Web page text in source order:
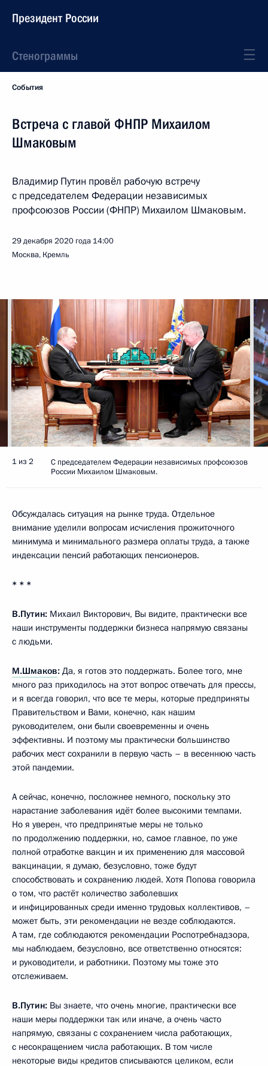
Президент России
Стенограммы
События
Встреча с главой ФНПР Михаилом
Шмаковым
Владимир Путин провёл рабочую встречу
с председателем Федерации независимых
профсоюзов России (ФНПР) Михаилом Шмаковым.
29 декабря 2020 года 14:00
Москва, Кремль
1 из 2
С председателем Федерации независимых профсоюзов
России Михаилом Шмаковым.
Обсуждалась ситуация на рынке труда. Отдельное
внимание уделили вопросам исчисления прожиточного
минимума и минимального размера оплаты труда, а также
индексации пенсий работающих пенсионеров.
* * *
В.Путин: Михаил Викторович, Вы видите, практически все
наши инструменты поддержки бизнеса напрямую связаны
с людьми.
М.Шмаков: Да, я готов это поддержать. Более того, мне
много раз приходилось на этот вопрос отвечать для прессы,
и я всегда говорил, что все те меры, которые предприняты
Правительством и Вами, конечно, как нашим
руководителем, они были своевременны и очень
эффективны. И поэтому мы практически большинство
рабочих мест сохранили в первую часть – в весеннюю часть
этой пандемии.
А сейчас, конечно, посложнее немного, поскольку это
нарастание заболевания идёт более высокими темпами.
Но я уверен, что предпринятые меры не только
по продолжению поддержки, но, самое главное, по уже
полной отработке вакцин и их применению для массовой
вакцинации, я думаю, безусловно, тоже будут
способствовать и сохранению людей. Хотя Попова говорила
о том, что растёт количество заболевших
и инфицированных среди именно трудовых коллективов, –
может быть, эти рекомендации не везде соблюдаются.
А там, где соблюдаются рекомендации Роспотребнадзора,
мы наблюдаем, безусловно, все ответственно относятся:
и руководители, и работники. Поэтому мы тоже это
отслеживаем.
В.Путин: Вы знаете, что очень многие, практически все
наши меры поддержки так или иначе, а очень часто
напрямую, связаны с сохранением числа работающих,
с несокращением числа работающих. В том числе
некоторые виды кредитов списываются целиком, если